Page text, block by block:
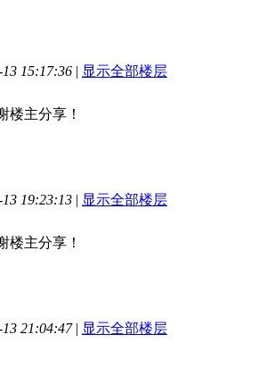
15:17:36 | 显示全部楼层
楼主分享！
19:23:13 | 显示全部楼层
楼主分享！
21:04:47 | 显示全部楼层